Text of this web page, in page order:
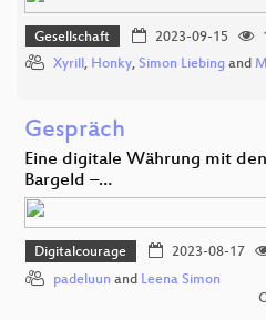
Gesellschaft 2023-09-15
Xyrill, Honky, Simon Liebing and
Gespräch
Eine digitale Währung mit
Bargeld –…
Digitalcourage 2023-08-17
padeluun and Leena Simon